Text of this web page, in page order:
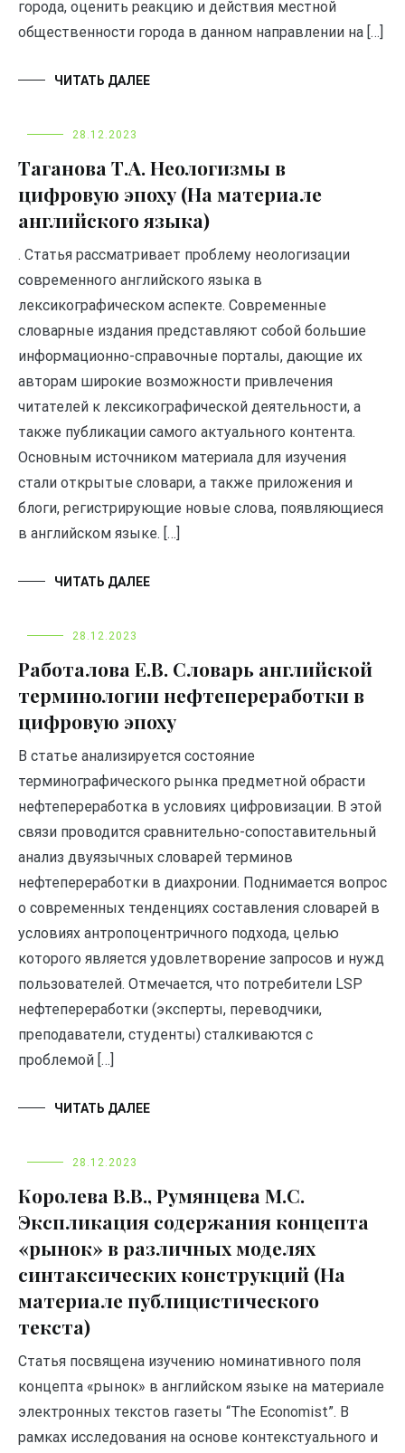
города, оценить реакцию и действия местной
общественности города в данном направлении на […]
ЧИТАТЬ ДАЛЕЕ
28.12.2023
Таганова Т.А. Неологизмы в
цифровую эпоху (На материале
английского языка)
. Статья рассматривает проблему неологизации
современного английского языка в
лексикографическом аспекте. Современные
словарные издания представляют собой большие
информационно-справочные порталы, дающие их
авторам широкие возможности привлечения
читателей к лексикографической деятельности, а
также публикации самого актуального контента.
Основным источником материала для изучения
стали открытые словари, а также приложения и
блоги, регистрирующие новые слова, появляющиеся
в английском языке. […]
ЧИТАТЬ ДАЛЕЕ
28.12.2023
Работалова Е.В. Словарь английской
терминологии нефтепереработки в
цифровую эпоху
В статье анализируется состояние
терминографического рынка предметной обрасти
нефтепереработка в условиях цифровизации. В этой
связи проводится сравнительно-сопоставительный
анализ двуязычных словарей терминов
нефтепереработки в диахронии. Поднимается вопрос
о современных тенденциях составления словарей в
условиях антропоцентричного подхода, целью
которого является удовлетворение запросов и нужд
пользователей. Отмечается, что потребители LSP
нефтепереработки (эксперты, переводчики,
преподаватели, студенты) сталкиваются с
проблемой […]
ЧИТАТЬ ДАЛЕЕ
28.12.2023
Королева В.В., Румянцева М.С.
Экспликация содержания концепта
«рынок» в различных моделях
синтаксических конструкций (На
материале публицистического
текста)
Статья посвящена изучению номинативного поля
концепта «рынок» в английском языке на материале
электронных текстов газеты “The Economist”. В
рамках исследования на основе контекстуального и